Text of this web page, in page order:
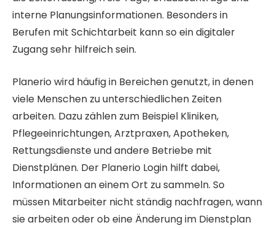
interne Planungsinformationen. Besonders in
Berufen mit Schichtarbeit kann so ein digitaler
Zugang sehr hilfreich sein.
Planerio wird häufig in Bereichen genutzt, in denen
viele Menschen zu unterschiedlichen Zeiten
arbeiten. Dazu zählen zum Beispiel Kliniken,
Pflegeeinrichtungen, Arztpraxen, Apotheken,
Rettungsdienste und andere Betriebe mit
Dienstplänen. Der Planerio Login hilft dabei,
Informationen an einem Ort zu sammeln. So
müssen Mitarbeiter nicht ständig nachfragen, wann
sie arbeiten oder ob eine Änderung im Dienstplan